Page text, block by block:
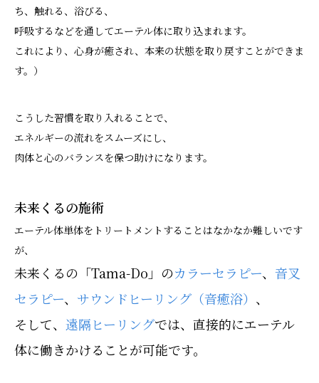
ち、触れる、浴びる、
呼吸するなどを通してエーテル体に取り込まれます。
これにより、心身が癒され、本来の状態を取り戻すことができま
す。）
こうした習慣を取り入れることで、
エネルギーの流れをスムーズにし、
肉体と心のバランスを保つ助けになります。
未来くるの施術
エーテル体単体をトリートメントすることはなかなか難しいです
が、
未来くるの「Tama-Do」のカラーセラピー、 音叉
セラピー、 サウンドヒーリング（音癒浴） 、
そして、 遠隔ヒーリングでは、直接的にエーテル
体に働きかけることが可能です。